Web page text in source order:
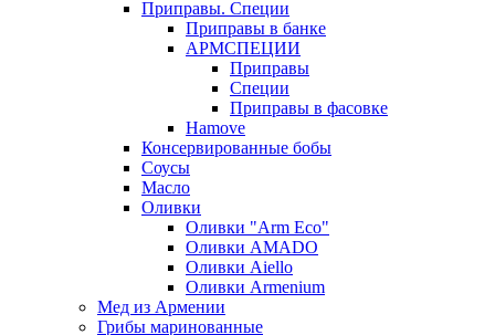
Приправы. Специи
Приправы в банке
АРМСПЕЦИИ
Приправы
Специи
Приправы в фасовке
Hamove
Консервированные бобы
Соусы
Масло
Оливки
Оливки "Arm Eco"
Оливки AMADO
Оливки Aiello
Оливки Armenium
Мед из Армении
Грибы маринованные